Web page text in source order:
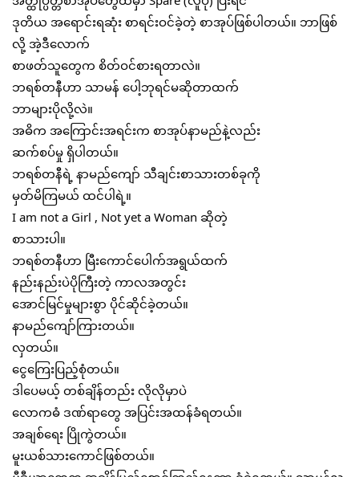
ဒုတိယ အရောင်းရဆုံး စာရင်းဝင်ခဲ့တဲ့ စာအုပ်ဖြစ်ပါတယ်။ ဘာဖြစ်
လို့ အဲ့ဒီလောက်
စာဖတ်သူတွေက စိတ်ဝင်စားရတာလဲ။
ဘရစ်တနီဟာ သာမန် ပေါ့ဘုရင်မဆိုတာထက်
ဘာများပိုလို့လဲ။
အဓိက အကြောင်းအရင်းက စာအုပ်နာမည်နဲ့လည်း
ဆက်စပ်မှု ရှိပါတယ်။
ဘရစ်တနီရဲ့ နာမည်ကျော် သီချင်းစာသားတစ်ခုကို
မှတ်မိကြမယ် ထင်ပါရဲ့။
I am not a Girl , Not yet a Woman ဆိုတဲ့
စာသားပါ။
ဘရစ်တနီဟာ မြီးကောင်ပေါက်အရွယ်ထက်
နည်းနည်းပဲပိုကြီးတဲ့ ကာလအတွင်း
အောင်မြင်မှုများစွာ ပိုင်ဆိုင်ခဲ့တယ်။
နာမည်ကျော်ကြားတယ်။
လှတယ်။
ငွေကြေးပြည့်စုံတယ်။
ဒါပေမယ့် တစ်ချိန်တည်း လိုလိုမှာပဲ
လောကဓံ ဒဏ်ရာတွေ အပြင်းအထန်ခံရတယ်။
အချစ်ရေး ပြိုကွဲတယ်။
မူးယစ်သားကောင်ဖြစ်တယ်။